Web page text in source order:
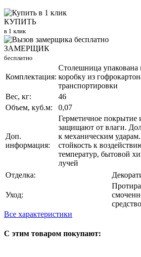
КУПИТЬ
в 1 клик
ЗАМЕРЩИК
бесплатно
Комплектация:
Столешница упакована
коробку из
транспортировки
Вес, кг:
46
Объем, куб.м:
0,07
Доп.
информация:
Герметичное покрытие
защищают от влаги.
к механическим
стойкость к
температур, бытовой
лучей
Отделка:
Уход:
Все характеристики
С этим товаром покупают: